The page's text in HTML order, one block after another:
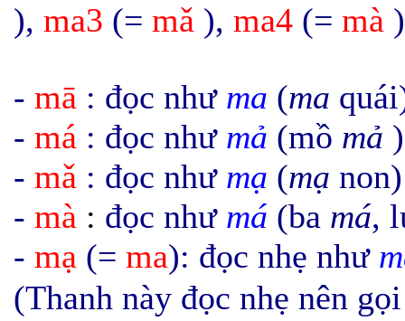
), ma3 (= mǎ ), ma4 (= mà
- mā : đọc như ma (ma
- má : đọc như mả (mồ mả
- mǎ : đọc nhưmạ (mạ
- mà : đọc như má (ba má,
- mạ (= ma): đọc nhẹ như
(Thanh này đọc nhẹ nên